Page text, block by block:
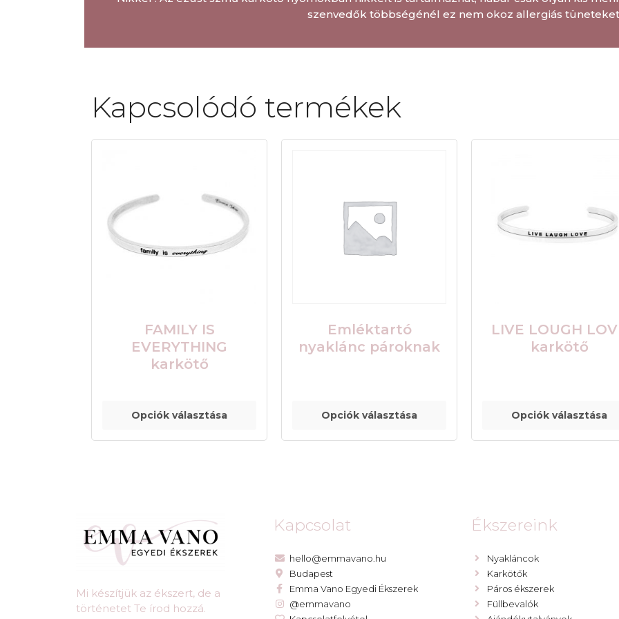
szenvedők többségénél ez nem okoz allergiás
Kapcsolódó termékek
FAMILY IS
EVERYTHING
karkötő
Opciók választása
Emléktartó
nyaklánc pároknak
Opciók választása
LIVE LOUGH
karkötő
Opciók választása
Mi készítjük az ékszert, de a
történetet Te írod hozzá.​
Kapcsolat
hello@emmavano.hu
Budapest
Emma Vano Egyedi Ékszerek
@emmavano
Ékszereink
Nyakláncok
Karkötők
Páros ékszerek
Füllbevalók